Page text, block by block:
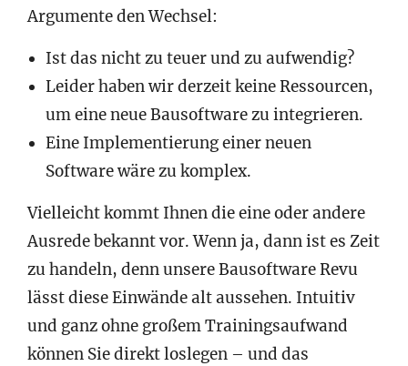
Argumente den Wechsel:
Ist das nicht zu teuer und zu aufwendig?
Leider haben wir derzeit keine Ressourcen,
um eine neue Bausoftware zu integrieren.
Eine Implementierung einer neuen
Software wäre zu komplex.
Vielleicht kommt Ihnen die eine oder andere
Ausrede bekannt vor. Wenn ja, dann ist es Zeit
zu handeln, denn unsere Bausoftware Revu
lässt diese Einwände alt aussehen. Intuitiv
und ganz ohne großem Trainingsaufwand
können Sie direkt loslegen – und das